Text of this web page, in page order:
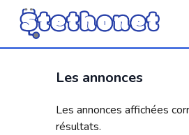
Les annonces
Les annonces affichées
résultats.